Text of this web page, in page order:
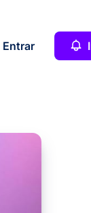
Entrar